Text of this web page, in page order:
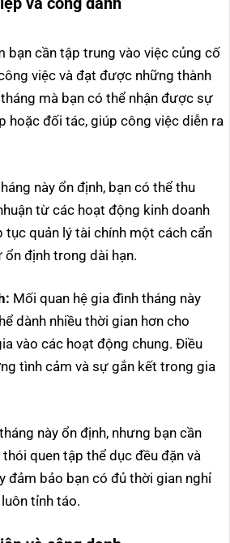
và công danh
bạn cần tập trung vào việc củng cố
việc và đạt được những thành
mà bạn có thể nhận được sự
hoặc đối tác, giúp công việc diễn ra
này ổn định, bạn có thể thu
từ các hoạt động kinh doanh
tục quản lý tài chính một cách cẩn
định trong dài hạn.
Mối quan hệ gia đình tháng này
dành nhiều thời gian hơn cho
vào các hoạt động chung. Điều
tình cảm và sự gắn kết trong gia
này ổn định, nhưng bạn cần
quen tập thể dục đều đặn và
đảm bảo bạn có đủ thời gian nghỉ
tỉnh táo.